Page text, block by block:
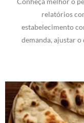
relatórios
estabelecimento
demanda, ajustar